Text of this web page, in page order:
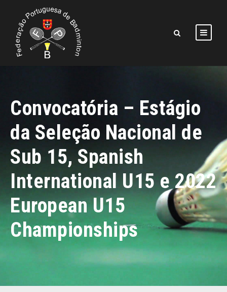
Convocatória – Estágio
da Seleção Nacional de
Sub 15, Spanish
International U15 e 2022
European U15
Championships